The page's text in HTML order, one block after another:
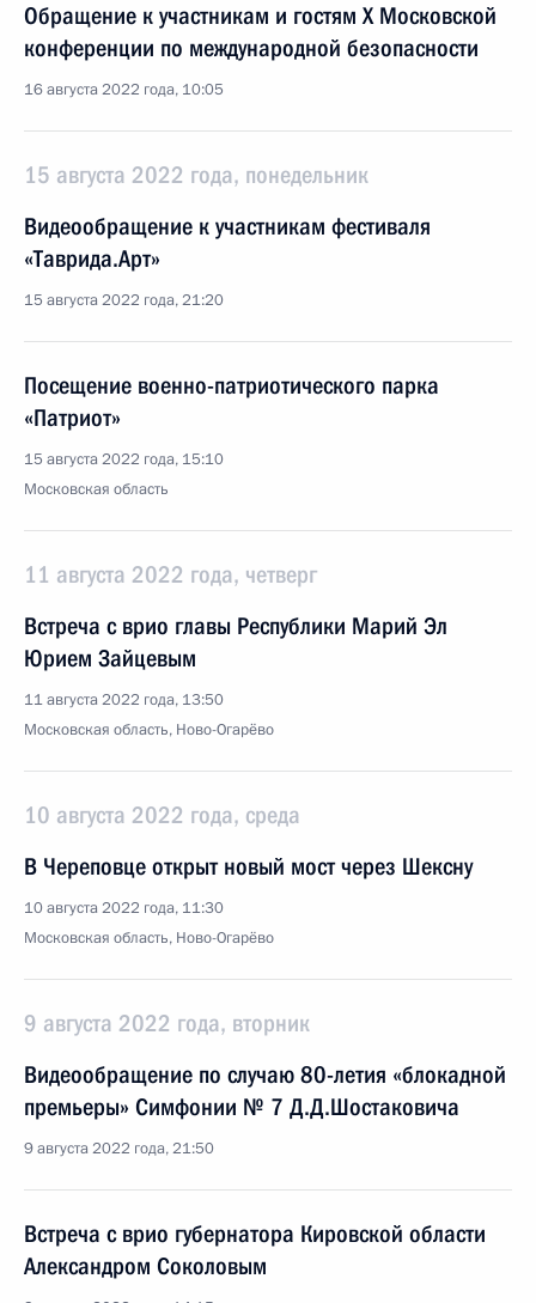
Обращение к участникам и гостям X Московской
конференции по международной безопасности
16 августа 2022 года, 10:05
15 августа 2022 года, понедельник
Видеообращение к участникам фестиваля
«Таврида.Арт»
15 августа 2022 года, 21:20
Посещение военно-патриотического парка
«Патриот»
15 августа 2022 года, 15:10
Московская область
11 августа 2022 года, четверг
Встреча с врио главы Республики Марий Эл
Юрием Зайцевым
11 августа 2022 года, 13:50
Московская область, Ново-Огарёво
10 августа 2022 года, среда
В Череповце открыт новый мост через Шексну
10 августа 2022 года, 11:30
Московская область, Ново-Огарёво
9 августа 2022 года, вторник
Видеообращение по случаю 80-летия «блокадной
премьеры» Симфонии № 7 Д.Д.Шостаковича
9 августа 2022 года, 21:50
Встреча с врио губернатора Кировской области
Александром Соколовым